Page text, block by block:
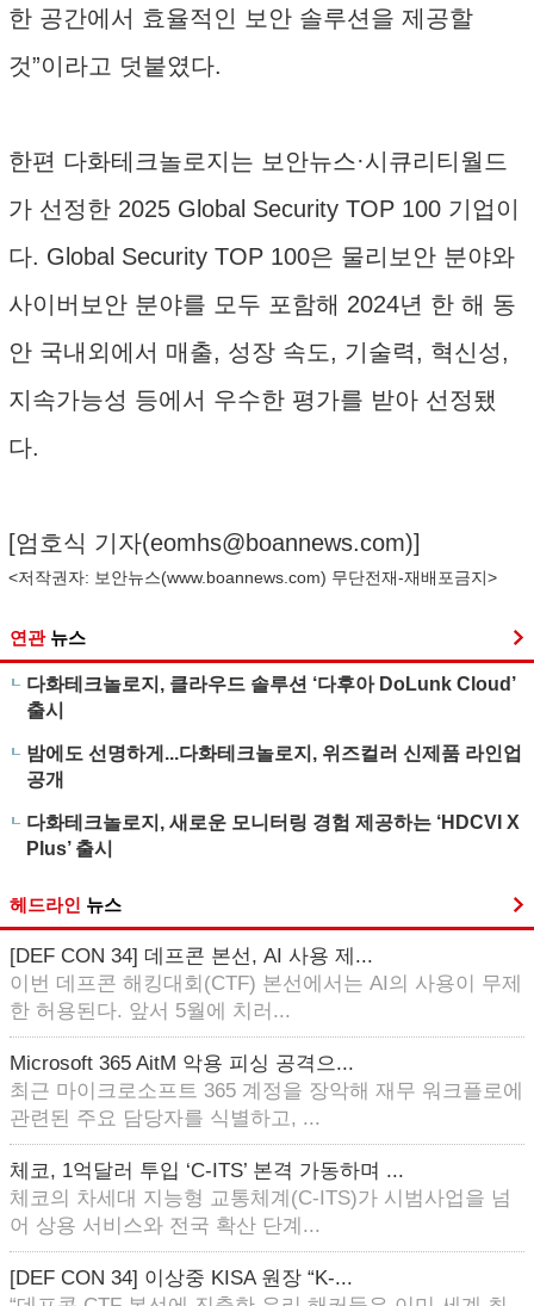
한 공간에서 효율적인 보안 솔루션을 제공할
것”이라고 덧붙였다.
한편 다화테크놀로지는 보안뉴스·시큐리티월드
가 선정한 2025 Global Security TOP 100 기업이
다. Global Security TOP 100은 물리보안 분야와
사이버보안 분야를 모두 포함해 2024년 한 해 동
안 국내외에서 매출, 성장 속도, 기술력, 혁신성,
지속가능성 등에서 우수한 평가를 받아 선정됐
다.
[엄호식 기자(eomhs@boannews.com)]
<저작권자: 보안뉴스(www.boannews.com) 무단전재-재배포금지>
연관 뉴스
다화테크놀로지, 클라우드 솔루션 ‘다후아 DoLunk Cloud’
출시
밤에도 선명하게...다화테크놀로지, 위즈컬러 신제품 라인업
공개
다화테크놀로지, 새로운 모니터링 경험 제공하는 ‘HDCVI X
Plus’ 출시
헤드라인 뉴스
[DEF CON 34] 데프콘 본선, AI 사용 제...
이번 데프콘 해킹대회(CTF) 본선에서는 AI의 사용이 무제
한 허용된다. 앞서 5월에 치러...
Microsoft 365 AitM 악용 피싱 공격으...
최근 마이크로소프트 365 계정을 장악해 재무 워크플로에
관련된 주요 담당자를 식별하고, ...
체코, 1억달러 투입 ‘C-ITS’ 본격 가동하며 ...
체코의 차세대 지능형 교통체계(C-ITS)가 시범사업을 넘
어 상용 서비스와 전국 확산 단계...
[DEF CON 34] 이상중 KISA 원장 “K-...